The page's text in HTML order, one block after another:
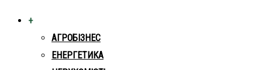
+
АГРОБІЗНЕС
ЕНЕРГЕТИКА